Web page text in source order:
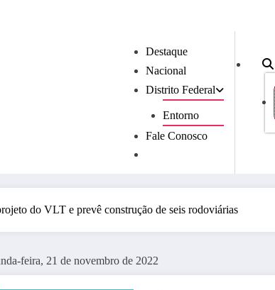
Destaque
Nacional
Distrito Federal
Entorno
Fale Conosco
do VLT e prevê construção de seis rodoviárias
feira, 21 de novembro de 2022